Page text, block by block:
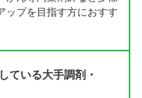
ップを目指す方におすす
ている大手調剤・